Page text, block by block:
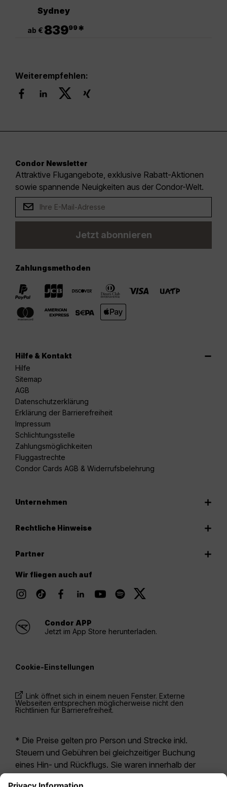
Sydney
ab € 83999*
Weiterempfehlen:
Condor Newsletter
Attraktive Flugangebote, exklusive Rabatt-Aktionen
sowie spannende Neuigkeiten aus der Condor-Welt.
Jetzt abonnieren
Zahlungsmethoden
Hilfe & Kontakt
Hilfe
Sitemap
AGB
Datenschutzerklärung
Erklärung der Barrierefreiheit
Impressum
Schlichtungsstelle
Zahlungsmöglichkeiten
Fluggastrechte
Condor Cards AGB & Widerrufsbelehrung
Unternehmen
Rechtliche Hinweise
Partner
Wir fliegen auch auf
Condor APP
Jetzt im App Store herunterladen.
Cookie-Einstellungen
Link öffnet sich in einem neuen Fenster. Externe
Webseiten entsprechen möglicherweise nicht den
Richtlinien für Barrierefreiheit.
* Die Preise gelten pro Person und Strecke inkl.
Steuern und Gebühren bei gleichzeitiger Buchung
eines Hin- und Rückflugs. Sie waren innerhalb der